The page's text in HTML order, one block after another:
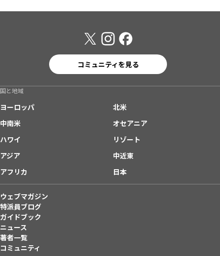
コミュニティを見る
国と地域
ヨーロッパ
北米
中南米
オセアニア
ハワイ
リゾート
アジア
中近東
アフリカ
日本
ウェブマガジン
特派員ブログ
ガイドブック
ニュース
著者一覧
コミュニティ